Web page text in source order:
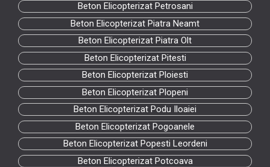
Beton Elicopterizat Petrosani
Beton Elicopterizat Piatra Neamt
Beton Elicopterizat Piatra Olt
Beton Elicopterizat Pitesti
Beton Elicopterizat Ploiesti
Beton Elicopterizat Plopeni
Beton Elicopterizat Podu Iloaiei
Beton Elicopterizat Pogoanele
Beton Elicopterizat Popesti Leordeni
Beton Elicopterizat Potcoava